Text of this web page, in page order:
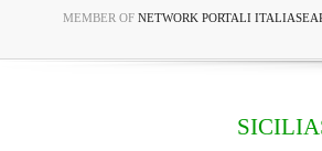
MEMBER OF NETWORK PORTALI